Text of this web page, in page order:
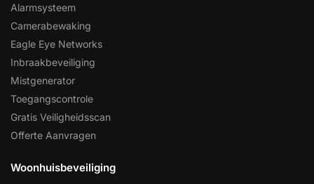
Alarmsysteem
Camerabewaking
Eagle Eye Networks
Inbraakbeveiliging
Mistgenerator
Toegangscontrole
Gratis Veiligheidsscan
Offerte Aanvragen
Woonhuisbeveiliging